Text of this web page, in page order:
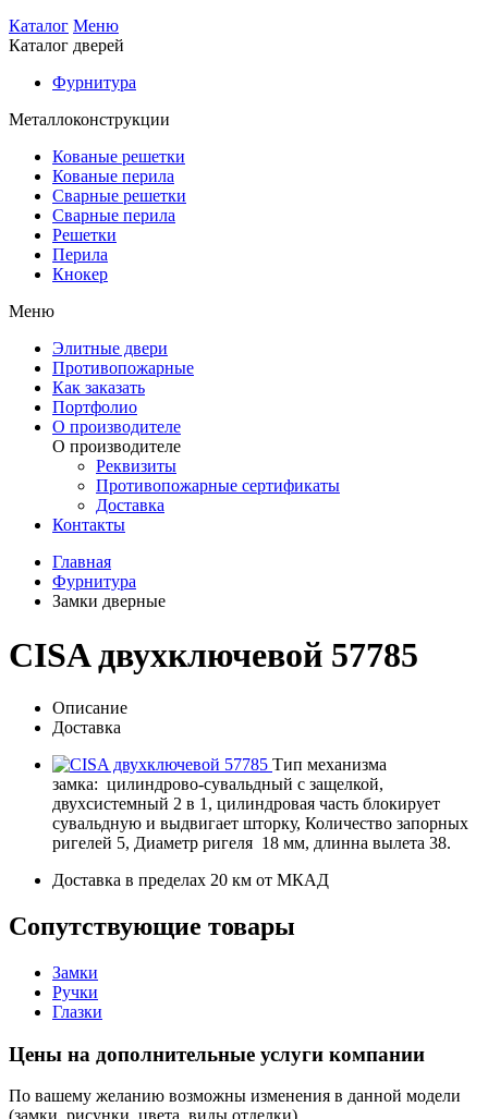
Каталог Меню
Каталог дверей
Фурнитура
Металлоконструкции
Кованые решетки
Кованые перила
Сварные решетки
Сварные перила
Решетки
Перила
Кнокер
Меню
Элитные двери
Противопожарные
Как заказать
Портфолио
О производителе
О производителе
Реквизиты
Противопожарные сертификаты
Доставка
Контакты
Главная
Фурнитура
Замки дверные
CISA двухключевой 57785
Описание
Доставка
Тип механизма
замка: цилиндрово-сувальдный с защелкой,
двухсистемный 2 в 1, цилиндровая часть блокирует
сувальдную и выдвигает шторку, Количество запорных
ригелей 5, Диаметр ригеля 18 мм, длинна вылета 38.
Доставка в пределах 20 км от МКАД
Сопутствующие товары
Замки
Ручки
Глазки
Цены на дополнительные услуги компании
По вашему желанию возможны изменения в данной модели